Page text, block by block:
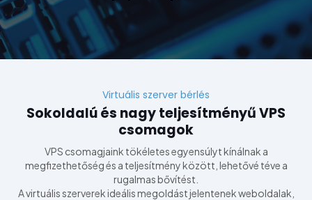
Virtuális szerver bérlés
Sokoldalú és nagy teljesítményű VPS
csomagok
VPS csomagjaink tökéletes egyensúlyt kínálnak a
megfizethetőség és a teljesítmény között, lehetővé téve a
rugalmas bővítést.
A virtuális szerverek ideális megoldást jelentenek weboldalak,